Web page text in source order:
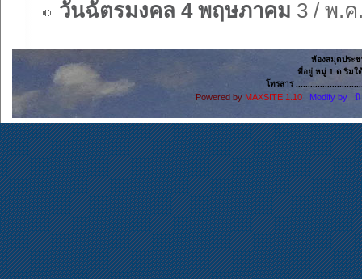
วันฉัตรมงคล 4 พฤษภาคม 3 / พ.ค
ห้องสมุดประ
ที่อยู่ หมู่ 1 ต.ริมใ
โทรสาร
Powered by MAXSITE 1.10 Modify by